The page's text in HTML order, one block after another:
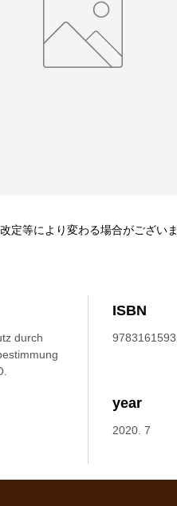
durch
ISBN
year
2020. 7
定等により変わる場合がござい